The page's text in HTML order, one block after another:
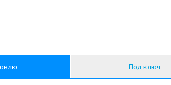
Под ключ